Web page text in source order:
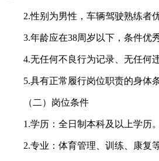
2.性别为男性，车辆驾驶熟练者优
3.年龄应在38周岁以下，条件优秀
4.无任何不良行为记录、无任何违
5.具有正常履行岗位职责的身体条
（二）岗位条件
1.学历：全日制本科及以上学历。
2.专业：体育管理、训练、康复等